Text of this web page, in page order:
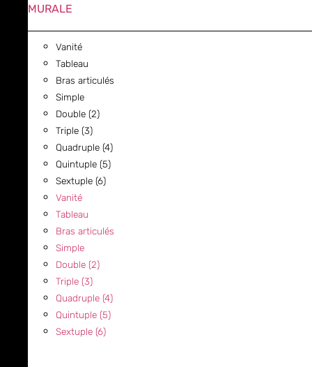
MURALE
Vanité
Tableau
Bras articulés
Simple
Double (2)
Triple (3)
Quadruple (4)
Quintuple (5)
Sextuple (6)
Vanité
Tableau
Bras articulés
Simple
Double (2)
Triple (3)
Quadruple (4)
Quintuple (5)
Sextuple (6)